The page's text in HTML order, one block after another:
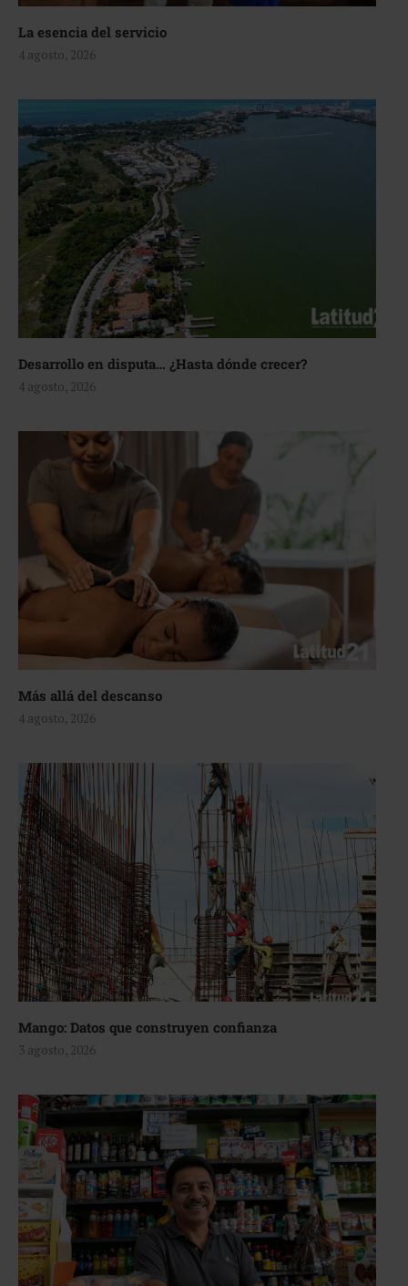
La esencia del servicio
4 agosto, 2026
Desarrollo en disputa… ¿Hasta dónde crecer?
4 agosto, 2026
Más allá del descanso
4 agosto, 2026
Mango: Datos que construyen confianza
3 agosto, 2026